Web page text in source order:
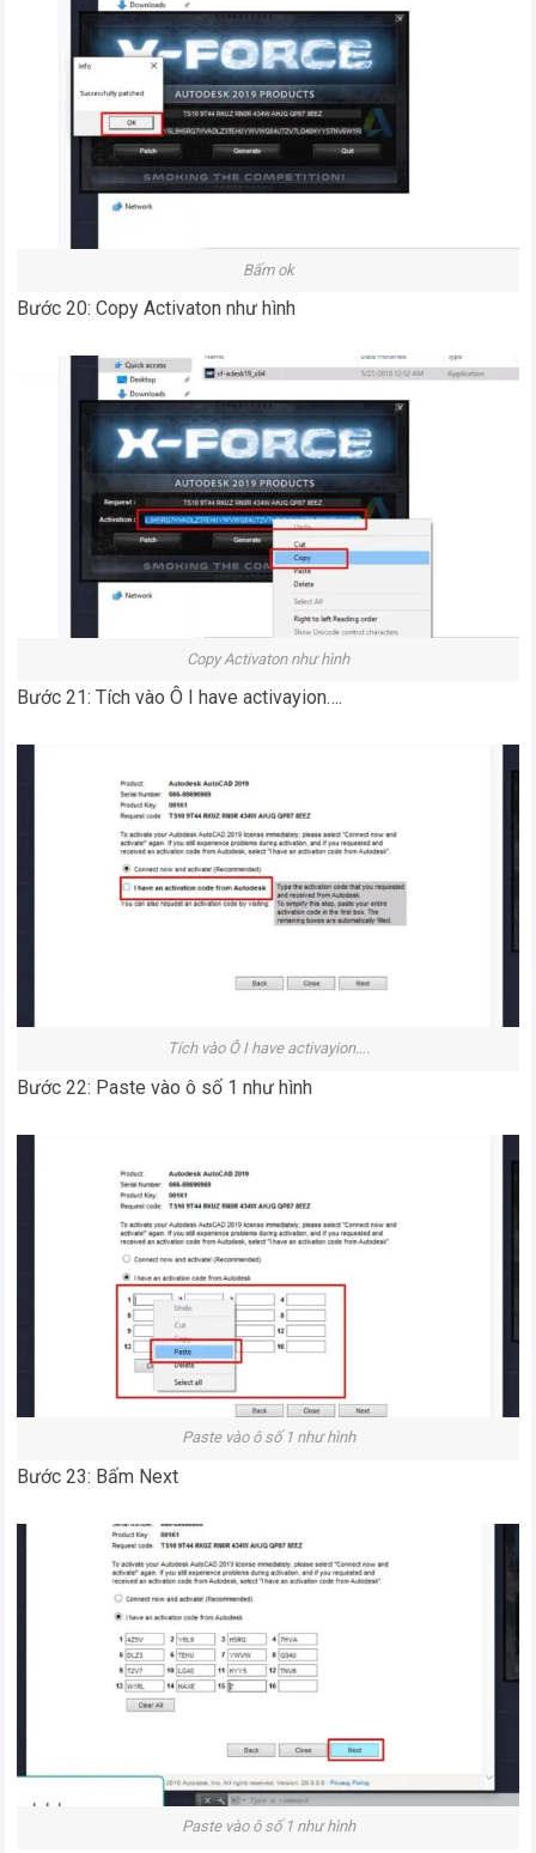
Bấm ok
Bước 20: Copy Activaton như hình
Copy Activaton như hình
Bước 21: Tích vào Ô I have activayion….
Tích vào Ô I have activayion….
Bước 22: Paste vào ô số 1 như hình
Paste vào ô số 1 như hình
Bước 23: Bấm Next
Paste vào ô số 1 như hình